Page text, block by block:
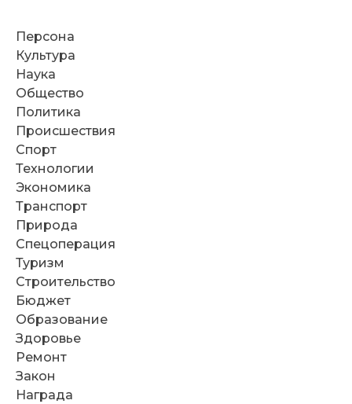
Персона
Культура
Наука
Общество
Политика
Происшествия
Спорт
Технологии
Экономика
Транспорт
Природа
Спецоперация
Туризм
Строительство
Бюджет
Образование
Здоровье
Ремонт
Закон
Награда